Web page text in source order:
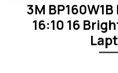
3M
16:10 16